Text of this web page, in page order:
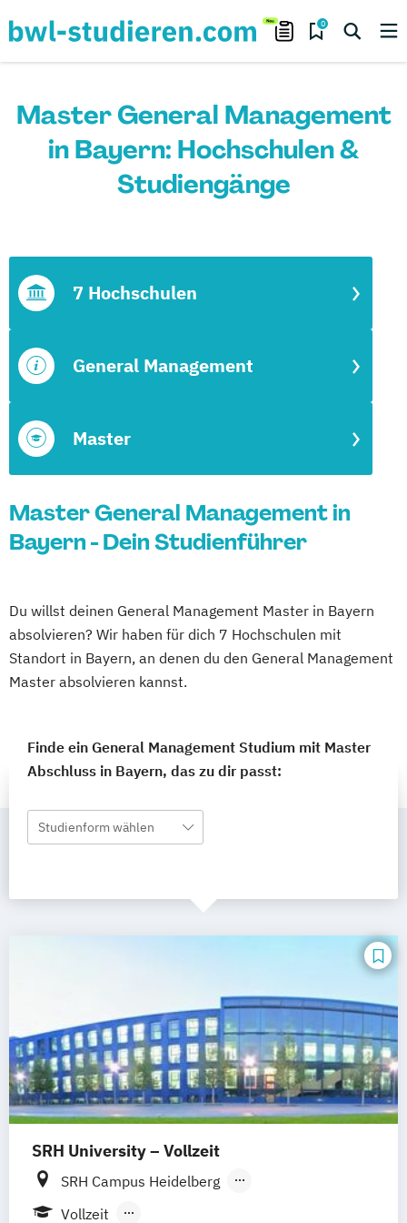
0
Master General Management
in Bayern: Hochschulen &
Studiengänge
Master
General Management
7 Hochschulen
Master General Management in
Bayern - Dein Studienführer
Du willst deinen General Management Master in Bayern
absolvieren? Wir haben für dich 7 Hochschulen mit
Standort in Bayern, an denen du den General Management
Master absolvieren kannst.
Finde ein General Management Studium mit Master
Abschluss in Bayern, das zu dir passt:
Studienform wählen
SRH University – Vollzeit
SRH Campus Heidelberg
SRH Campus Berlin
Vollzeit